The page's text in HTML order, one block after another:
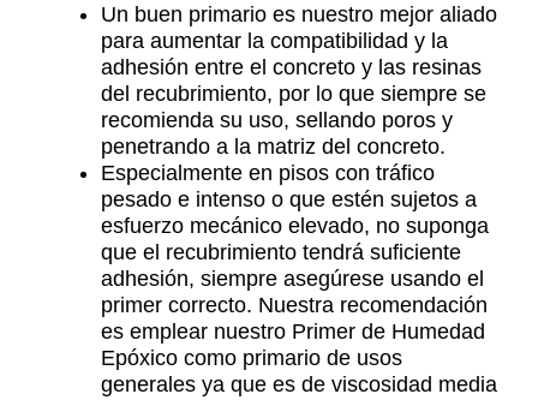
Un buen primario es nuestro mejor aliado
para aumentar la compatibilidad y la
adhesión entre el concreto y las resinas
del recubrimiento, por lo que siempre se
recomienda su uso, sellando poros y
penetrando a la matriz del concreto.
Especialmente en pisos con tráfico
pesado e intenso o que estén sujetos a
esfuerzo mecánico elevado, no suponga
que el recubrimiento tendrá suficiente
adhesión, siempre asegúrese usando el
primer correcto. Nuestra recomendación
es emplear nuestro Primer de Humedad
Epóxico como primario de usos
generales ya que es de viscosidad media